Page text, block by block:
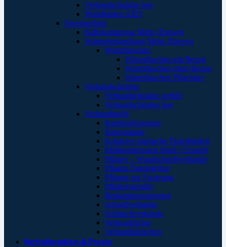
Verbandschränke leer
Wandkästen AED
Sportmedizin
Kältekompresse Mehr-/Einweg
Wärmebehandlung Mehr-/Einweg
Wärmflaschen
Wärmflaschen mit Bezug
Wärmflaschen ohne Bezug
Wärmflaschen Plüschtier
Verbandschränke
Verbandschränke gefüllt
Verbandschränke leer
Verbandstoffe
Kanülenfixierung
Kinesoptape
Kohäsive elastische Fixierbinden
Mullkompressen Steril / Unsteril
Pflaster – Wundschnellverbände
Pflaster Detektierbar
Pflaster zur Fixierung
Pflasterspender
Replantatversorgung
Schnellverbände
Schlauchverbände
Verbandtücher
Verbandpäckchen
Notfallmedizin & Praxis